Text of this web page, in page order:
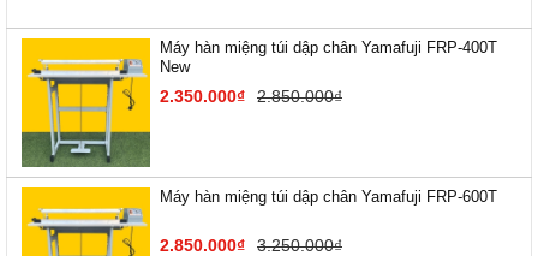
Máy hàn miệng túi dập chân Yamafuji FRP-400T
New
2.350.000₫ 2.850.000₫
Máy hàn miệng túi dập chân Yamafuji FRP-600T
2.850.000₫ 3.250.000₫